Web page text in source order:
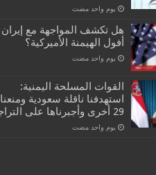
‏يوم واحد مضت
هل تكشف المواجهة مع إيران
أفول الهيمنة الأميركية؟
‏يوم واحد مضت
القوات المسلحة اليمنية:
استهدفنا ناقلة سعودية ومنعنا
29 أخرى وأجبرناها على التراجع
‏يوم واحد مضت